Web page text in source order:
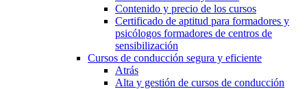
Contenido y precio de los cursos
Certificado de aptitud para formadores y
psicólogos formadores de centros de
sensibilización
Cursos de conducción segura y eficiente
Atrás
Alta y gestión de cursos de conducción